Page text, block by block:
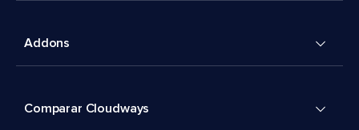
Addons
Comparar Cloudways